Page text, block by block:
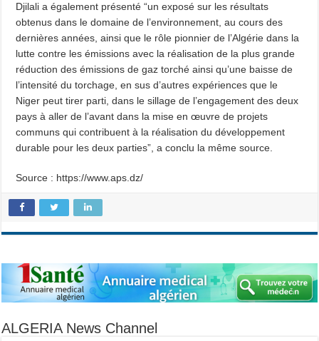
Djilali a également présenté “un exposé sur les résultats
obtenus dans le domaine de l’environnement, au cours des
dernières années, ainsi que le rôle pionnier de l’Algérie dans la
lutte contre les émissions avec la réalisation de la plus grande
réduction des émissions de gaz torché ainsi qu’une baisse de
l’intensité du torchage, en sus d’autres expériences que le
Niger peut tirer parti, dans le sillage de l’engagement des deux
pays à aller de l’avant dans la mise en œuvre de projets
communs qui contribuent à la réalisation du développement
durable pour les deux parties”, a conclu la même source.
Source : https://www.aps.dz/
ALGERIA News Channel